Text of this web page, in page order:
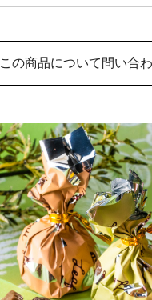
この商品について問い合